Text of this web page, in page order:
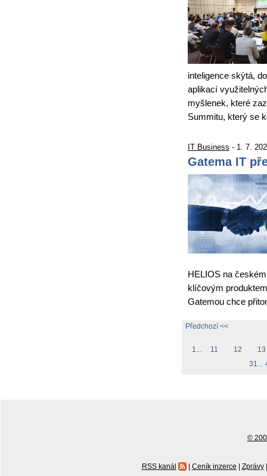
inteligence skýtá,
aplikací
myšlenek, které
Summitu, který se
IT Business - 1. 7.
Gatema IT
HELIOS na
klíčovým
Gatemou chce
Předchozí <<
1... 11 12
13
31...
©
RSS kanál | Ceník inzerce | Zprávy |